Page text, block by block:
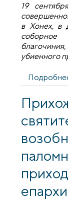
19
в Хонех, в
соборное
убиенного